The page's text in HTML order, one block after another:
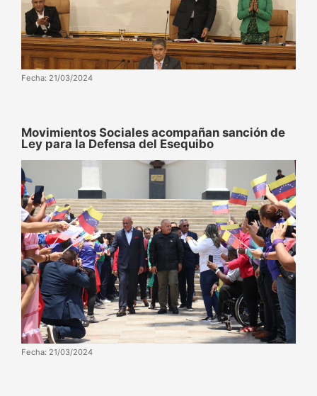
Fecha: 21/03/2024
Movimientos Sociales acompañan sanción de
Ley para la Defensa del Esequibo
Fecha: 21/03/2024